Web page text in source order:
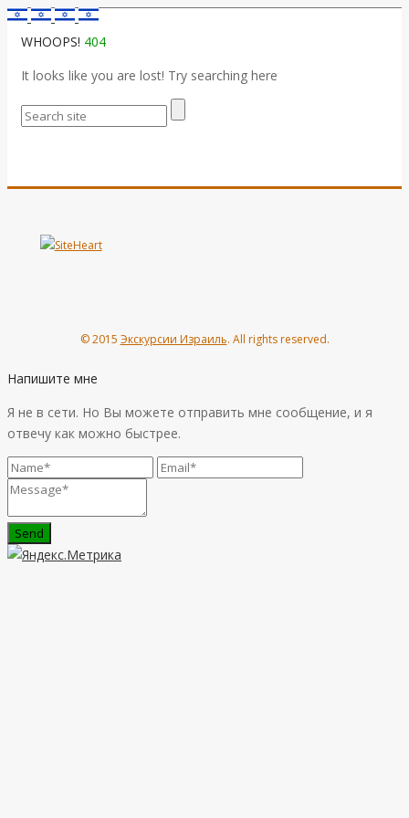
WHOOPS! 404
It looks like you are lost! Try searching here
© 2015 Экскурсии Израиль. All rights reserved.
Напишите мне
Я не в сети. Но Вы можете отправить мне сообщение, и я
отвечу как можно быстрее.
Send